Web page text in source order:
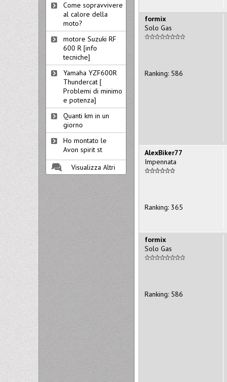
formix
Solo Gas
Ranking: 586
AlexBiker77
Impennata
Ranking: 365
formix
Solo Gas
Ranking: 586
Come sopravvivere
al calore della
moto?
motore Suzuki RF
600 R [info
tecniche]
Yamaha YZF600R
Thundercat [
Problemi di minimo
e potenza]
Quanti km in un
giorno
Ho montato le
Avon spirit st
Visualizza Altri